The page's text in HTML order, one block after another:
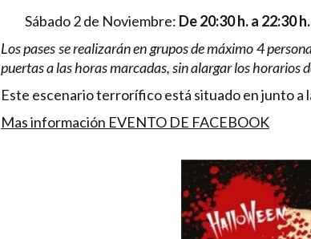
Sábado 2 de Noviembre: De 20:30 h. a 22:30
Los pases se realizarán en grupos de máximo 4
puertas a las horas marcadas, sin alargar los horarios
Este escenario terrorífico está situado en junto a
Mas información EVENTO DE FACEBOOK